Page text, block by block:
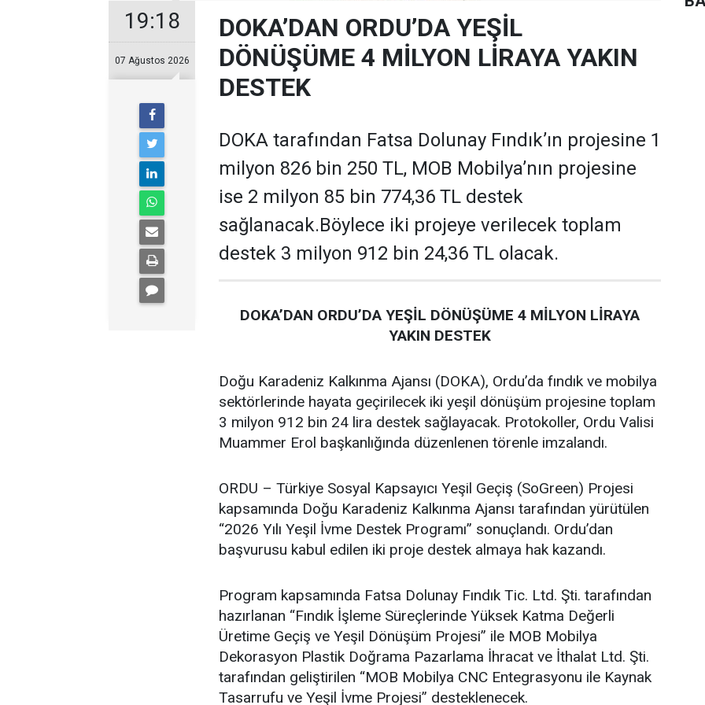
19:18
07 Ağustos 2026
DOKA’DAN ORDU’DA YEŞİL
DÖNÜŞÜME 4 MİLYON LİRAYA YAKIN
DESTEK
DOKA tarafından Fatsa Dolunay Fındık’ın projesine 1
milyon 826 bin 250 TL, MOB Mobilya’nın projesine
ise 2 milyon 85 bin 774,36 TL destek
sağlanacak.Böylece iki projeye verilecek toplam
destek 3 milyon 912 bin 24,36 TL olacak.
DOKA’DAN ORDU’DA YEŞİL DÖNÜŞÜME 4 MİLYON LİRAYA
YAKIN DESTEK
Doğu Karadeniz Kalkınma Ajansı (DOKA), Ordu’da fındık ve mobilya
sektörlerinde hayata geçirilecek iki yeşil dönüşüm projesine toplam
3 milyon 912 bin 24 lira destek sağlayacak. Protokoller, Ordu Valisi
Muammer Erol başkanlığında düzenlenen törenle imzalandı.
ORDU – Türkiye Sosyal Kapsayıcı Yeşil Geçiş (SoGreen) Projesi
kapsamında Doğu Karadeniz Kalkınma Ajansı tarafından yürütülen
“2026 Yılı Yeşil İvme Destek Programı” sonuçlandı. Ordu’dan
başvurusu kabul edilen iki proje destek almaya hak kazandı.
Program kapsamında Fatsa Dolunay Fındık Tic. Ltd. Şti. tarafından
hazırlanan “Fındık İşleme Süreçlerinde Yüksek Katma Değerli
Üretime Geçiş ve Yeşil Dönüşüm Projesi” ile MOB Mobilya
Dekorasyon Plastik Doğrama Pazarlama İhracat ve İthalat Ltd. Şti.
tarafından geliştirilen “MOB Mobilya CNC Entegrasyonu ile Kaynak
Tasarrufu ve Yeşil İvme Projesi” desteklenecek.